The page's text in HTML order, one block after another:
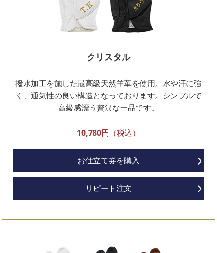
クリスタル
撥水加工を施した最高級天然羊革を使用。水や汗に強
く、通気性の良い構造となっております。シンプルで
高級感漂う贅沢な一品です。
10,780円 （税込）
お仕立て券を購入
リピート注文